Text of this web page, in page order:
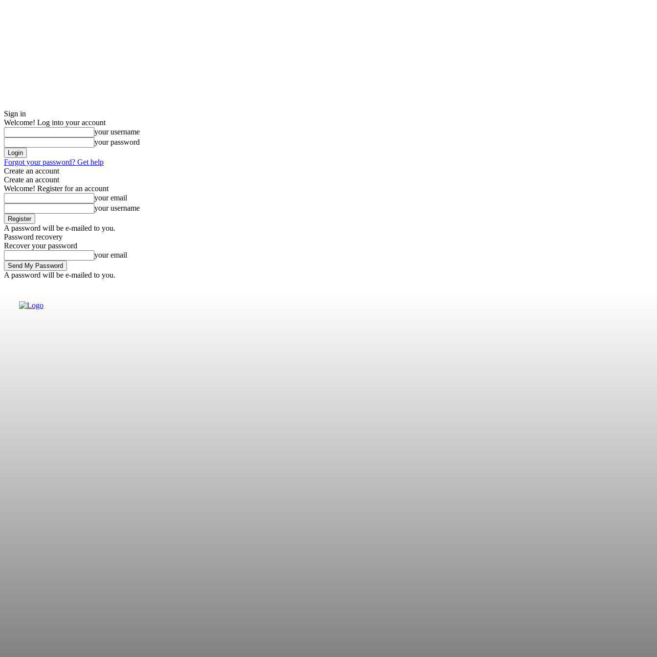
Sign in
Welcome! Log into your account
your username
your password
Forgot your password? Get help
Create an account
Create an account
Welcome! Register for an account
your email
your username
A password will be e-mailed to you.
Password recovery
Recover your password
your email
A password will be e-mailed to you.